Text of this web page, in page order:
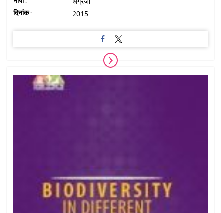
दिनांक : 2015